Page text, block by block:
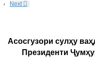
Next
Асосгузори сулҳу
Президенти